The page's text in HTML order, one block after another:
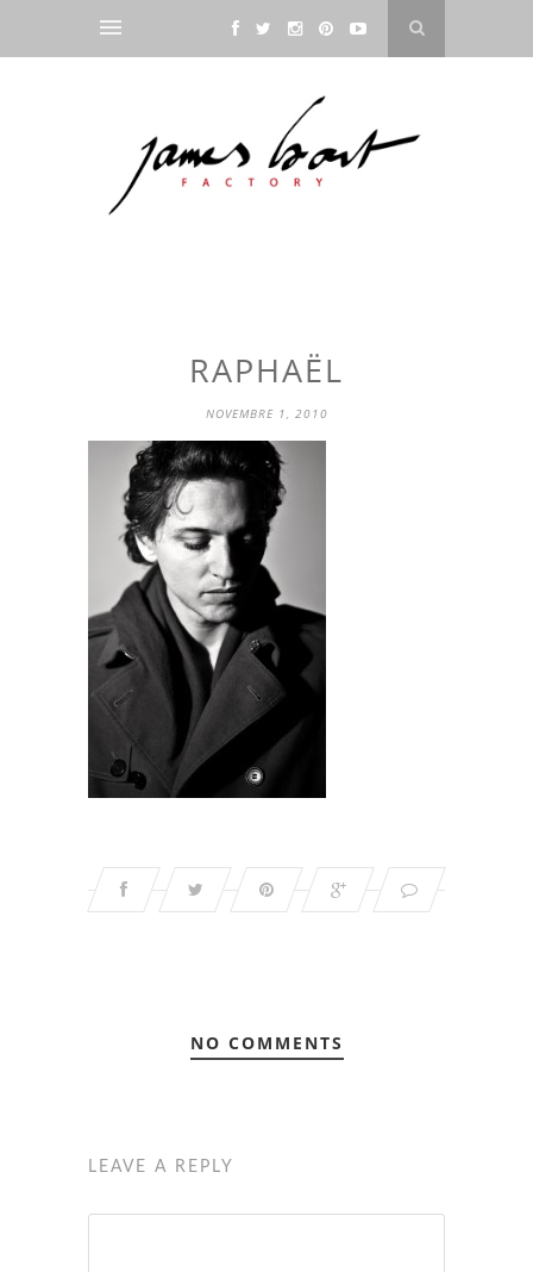
RAPHAËL
NOVEMBRE 1, 2010
NO COMMENTS
LEAVE A REPLY